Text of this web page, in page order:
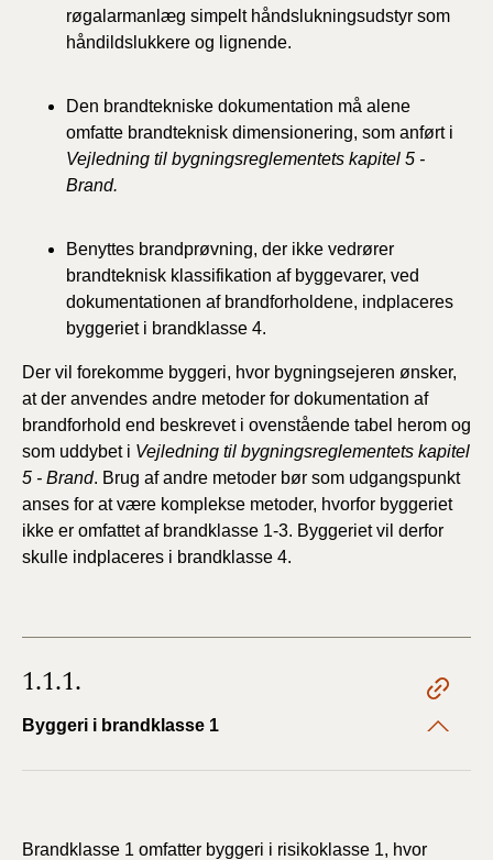
røgalarmanlæg simpelt håndslukningsudstyr som
håndildslukkere og lignende.
Den brandtekniske dokumentation må alene
omfatte brandteknisk dimensionering, som anført i
Vejledning til bygningsreglementets kapitel 5 -
Brand.
Benyttes brandprøvning, der ikke vedrører
brandteknisk klassifikation af byggevarer, ved
dokumentationen af brandforholdene, indplaceres
byggeriet i brandklasse 4.
Der vil forekomme byggeri, hvor bygningsejeren ønsker,
at der anvendes andre metoder for dokumentation af
brandforhold end beskrevet i ovenstående tabel herom og
som uddybet i Vejledning til bygningsreglementets kapitel
5 - Brand. Brug af andre metoder bør som udgangspunkt
anses for at være komplekse metoder, hvorfor byggeriet
ikke er omfattet af brandklasse 1-3. Byggeriet vil derfor
skulle indplaceres i brandklasse 4.
1.1.1.
Byggeri i brandklasse 1
Brandklasse 1 omfatter byggeri i risikoklasse 1, hvor